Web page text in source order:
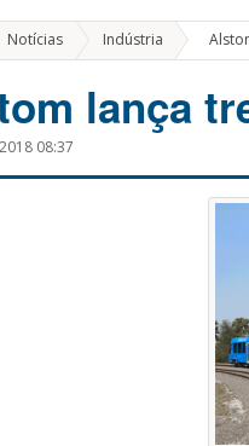
Notícias Indústria »
lança
08:37